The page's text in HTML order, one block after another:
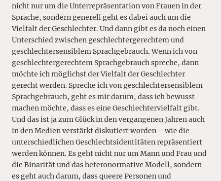
nicht nur um die Unterrepräsentation von Frauen in der
Sprache, sondern generell geht es dabei auch um die
Vielfalt der Geschlechter. Und dann gibt es da noch einen
Unterschied zwischen geschlechtergerechtem und
geschlechtersensiblem Sprachgebrauch. Wenn ich von
geschlechtergerechtem Sprachgebrauch spreche, dann
möchte ich möglichst der Vielfalt der Geschlechter
gerecht werden. Spreche ich von geschlechtersensiblem
Sprachgebrauch, geht es mir darum, dass ich bewusst
machen möchte, dass es eine Geschlechtervielfalt gibt.
Und das ist ja zum Glück in den vergangenen Jahren auch
in den Medien verstärkt diskutiert worden – wie die
unterschiedlichen Geschlechtsidentitäten repräsentiert
werden können. Es geht nicht nur um Mann und Frau und
die Binarität und das heteronormative Modell, sondern
es geht auch darum, dass queere Personen und